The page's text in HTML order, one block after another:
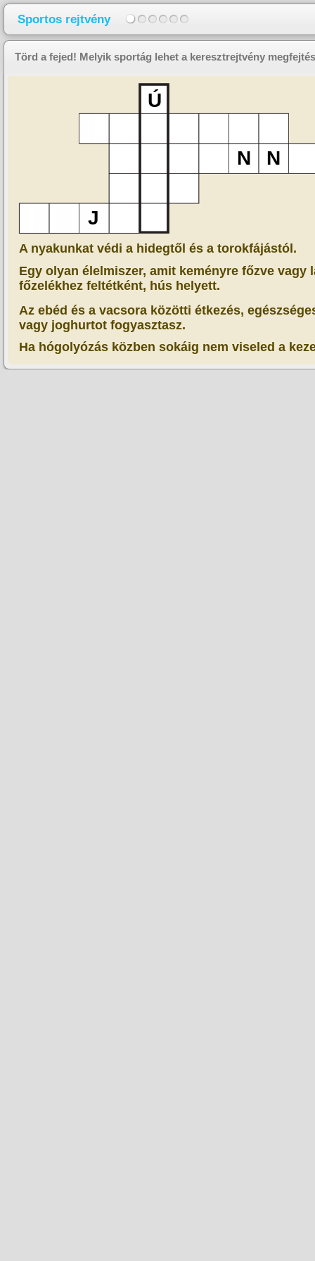
Sportos rejtvény
Törd a fejed! Melyik sportág lehet a keresztrejtvény
Ha hógolyózás közben sokáig nem viseled a
J
Ú
N N
Az ebéd és a vacsora közötti étkezés,
vagy joghurtot fogyasztasz.
Egy olyan élelmiszer, amit keményre főzve vagy
főzelékhez feltétként, hús helyett.
A nyakunkat védi a hidegtől és a torokfájástól.